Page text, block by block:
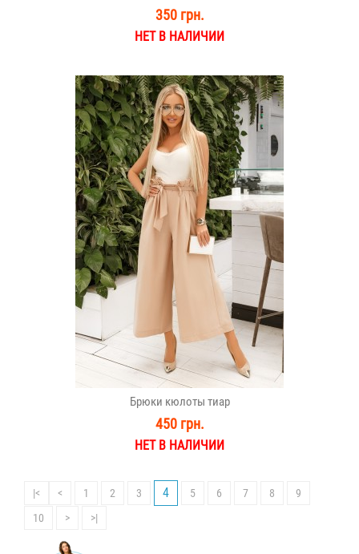
350 грн.
НЕТ В НАЛИЧИИ
Брюки кюлоты тиар
450 грн.
НЕТ В НАЛИЧИИ
|< < 1 2 3 4 5 6 7 8
9
10
> >|